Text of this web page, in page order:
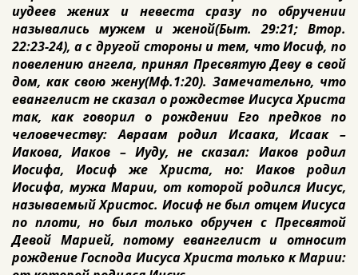
иудеев жених и невеста сразу по обручении
назывались мужем и женой(Быт. 29:21; Втор.
22:23-24), а с другой стороны и тем, что Иосиф, по
повелению ангела, принял Пресвятую Деву в свой
дом, как свою жену(Мф.1:20). Замечательно, что
евангелист не сказал о рождестве Иисуса Христа
так, как говорил о рождении Его предков по
человечеству: Авраам родил Исаака, Исаак –
Иакова, Иаков – Иуду, не сказал: Иаков родил
Иосифа, Иосиф же Христа, но: Иаков родил
Иосифа, мужа Марии, от которой родился Иисус,
называемый Христос. Иосиф не был отцем Иисуса
по плоти, но был только обручен с Пресвятой
Девой Марией, потому евангелист и относит
рождение Господа Иисуса Христа только к Марии: